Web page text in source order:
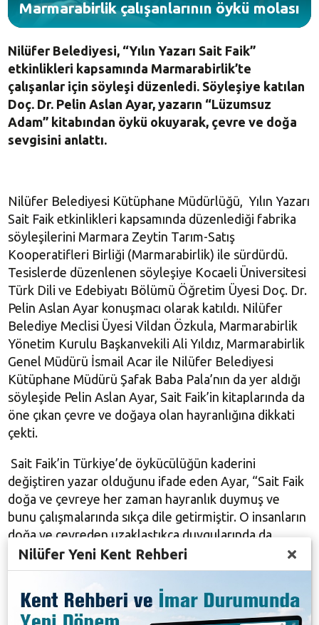
Marmarabirlik çalışanlarının öykü molası
Nilüfer Belediyesi, “Yılın Yazarı Sait Faik”
etkinlikleri kapsamında Marmarabirlik’te
çalışanlar için söyleşi düzenledi. Söyleşiye katılan
Doç. Dr. Pelin Aslan Ayar, yazarın “Lüzumsuz
Adam” kitabından öykü okuyarak, çevre ve doğa
sevgisini anlattı.
Nilüfer Belediyesi Kütüphane Müdürlüğü, Yılın Yazarı
Sait Faik etkinlikleri kapsamında düzenlediği fabrika
söyleşilerini Marmara Zeytin Tarım-Satış
Kooperatifleri Birliği (Marmarabirlik) ile sürdürdü.
Tesislerde düzenlenen söyleşiye Kocaeli Üniversitesi
Türk Dili ve Edebiyatı Bölümü Öğretim Üyesi Doç. Dr.
Pelin Aslan Ayar konuşmacı olarak katıldı. Nilüfer
Belediye Meclisi Üyesi Vildan Özkula, Marmarabirlik
Yönetim Kurulu Başkanvekili Ali Yıldız, Marmarabirlik
Genel Müdürü İsmail Acar ile Nilüfer Belediyesi
Kütüphane Müdürü Şafak Baba Pala’nın da yer aldığı
söyleşide Pelin Aslan Ayar, Sait Faik’in kitaplarında da
öne çıkan çevre ve doğaya olan hayranlığına dikkati
çekti.
Sait Faik’in Türkiye’de öykücülüğün kaderini
değiştiren yazar olduğunu ifade eden Ayar, “Sait Faik
doğa ve çevreye her zaman hayranlık duymuş ve
bunu çalışmalarında sıkça dile getirmiştir. O insanların
doğa ve çevreden uzaklaştıkça duygularında da
değişime uğradıklarını ifade eden kişiydi. İnsanların
doğa ve çevreye zarar vermesine çok öfkelenir,
değerlerin kaybolmasından yakınırdı. Çevre ve doğaya
verilen zararın yol açtığı olumsuz durumları sanki
Nilüfer Yeni Kent Rehberi